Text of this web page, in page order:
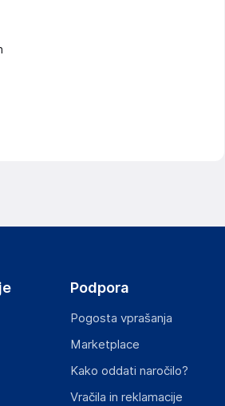
Podpora
Pogosta vprašanja
Marketplace
Kako oddati naročilo?
Vračila in reklamacije